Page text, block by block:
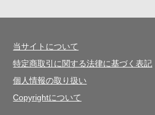
当サイトについて
特定商取引に関する法律に基づく表記
個人情報の取り扱い
Copyrightについて